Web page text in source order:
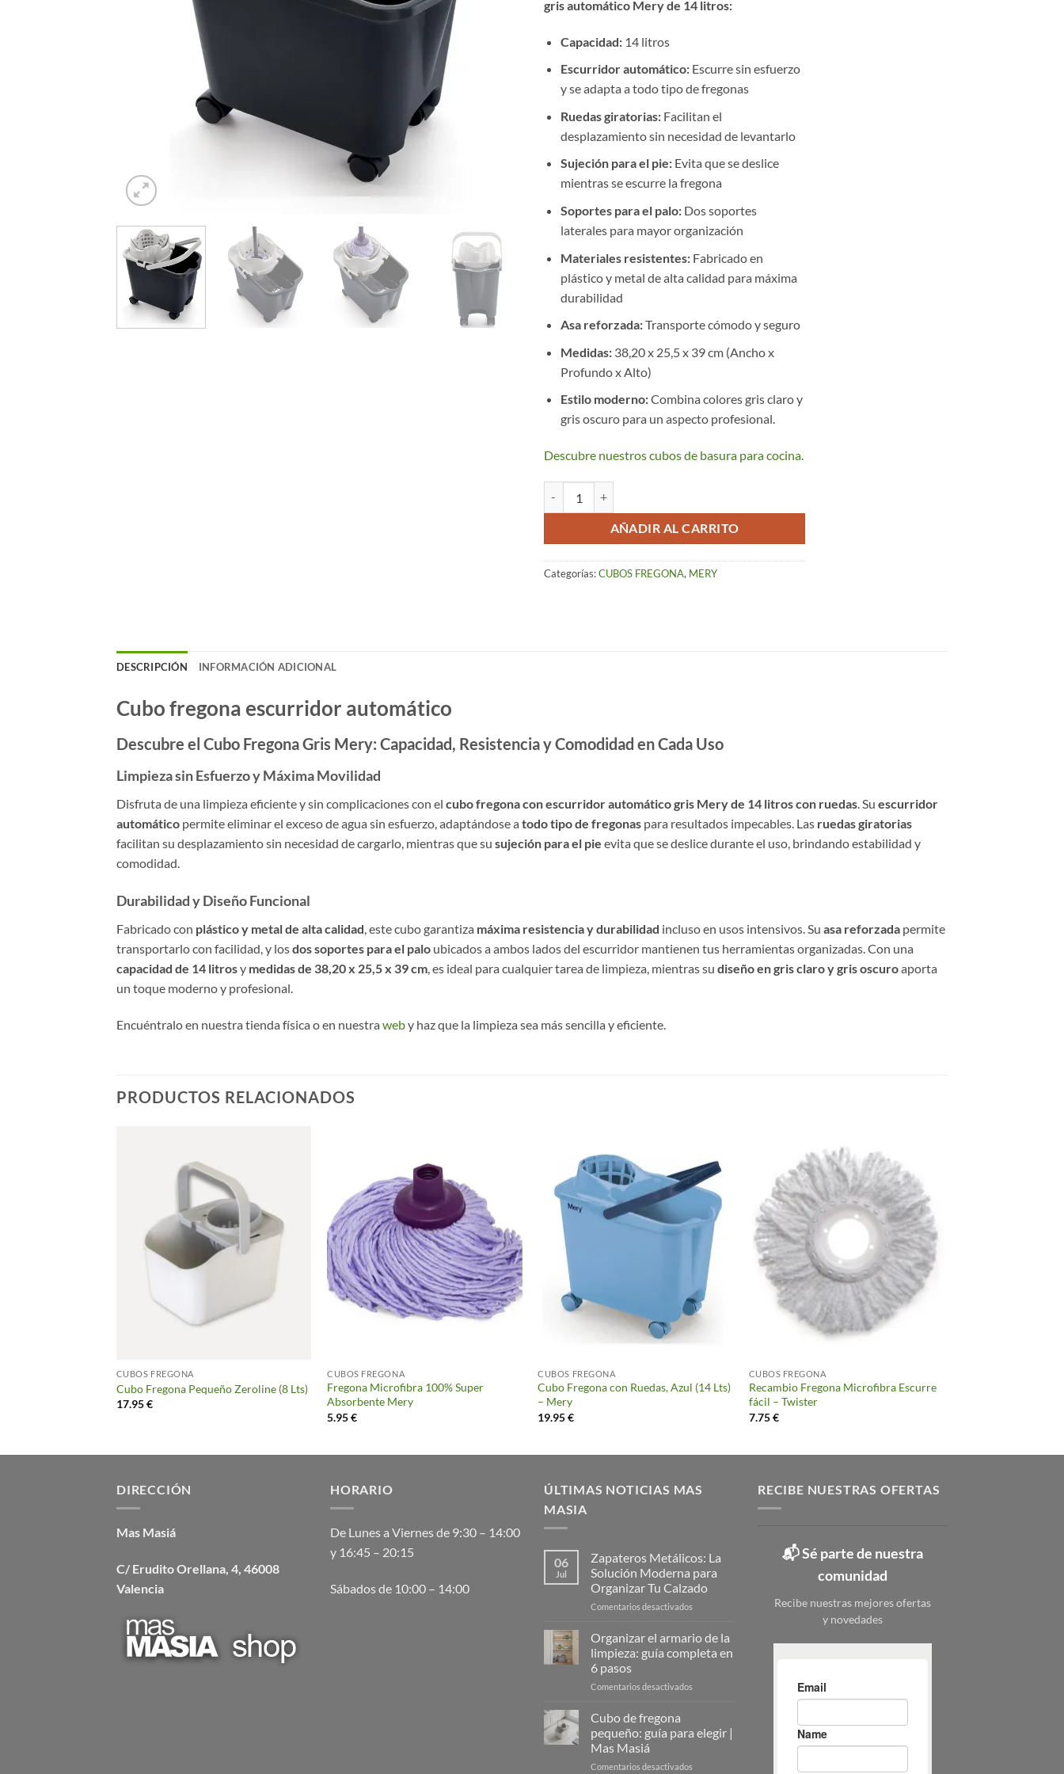
gris automático Mery de 14 litros:
Capacidad:14 litros
Escurridor automático:Escurre sin esfuerzo
y se adapta a todo tipo de fregonas
Ruedas giratorias:Facilitan el
desplazamiento sin necesidad de levantarlo
Sujeción para el pie:Evita que se deslice
mientras se escurre la fregona
Soportes para el palo:Dos soportes
laterales para mayor organización
Materiales resistentes:Fabricado en
plástico y metal de alta calidad para máxima
durabilidad
Asa reforzada:Transporte cómodo y seguro
Medidas:38,20 x 25,5 x 39 cm (Ancho x
Profundo x Alto)
Estilo moderno:Combina colores gris claro y
gris oscuro para un aspecto profesional.
Descubre nuestros cubos de basura para cocina.
AÑADIR AL CARRITO
Categorías:CUBOS FREGONA, MERY
DESCRIPCIÓN INFORMACIÓN ADICIONAL
Cubo fregona escurridor automático
Descubre el Cubo Fregona Gris Mery: Capacidad, Resistencia y Comodidad en Cada Uso
Limpieza sin Esfuerzo y Máxima Movilidad
Disfruta de una limpieza eficiente y sin complicaciones con el cubo fregona con escurridor automático gris Mery de 14 litros con ruedas. Su escurridor
automático permite eliminar el exceso de agua sin esfuerzo, adaptándose a todo tipo de fregonas para resultados impecables. Las ruedas giratorias
facilitan su desplazamiento sin necesidad de cargarlo, mientras que su sujeción para el pie evita que se deslice durante el uso, brindando estabilidad y
comodidad.
Durabilidad y Diseño Funcional
Fabricado con plástico y metal de alta calidad, este cubo garantiza máxima resistencia y durabilidad incluso en usos intensivos. Su asa reforzada permite
transportarlo con facilidad, y losdos soportes para el palo ubicados a ambos lados del escurridor mantienen tus herramientas organizadas. Con una
capacidad de 14 litrosy medidas de 38,20 x 25,5 x 39 cm, es ideal para cualquier tarea de limpieza, mientras su diseño en gris claro y gris oscuroaporta
un toque moderno y profesional.
Encuéntralo en nuestra tienda física o en nuestra weby haz que la limpieza sea más sencilla y eficiente.
PRODUCTOS RELACIONADOS
CUBOS FREGONA
Cubo Fregona Pequeño Zeroline (8 Lts)
17.95€
CUBOS FREGONA
Fregona Microfibra 100% Super
Absorbente Mery
5.95€
CUBOS FREGONA
Cubo Fregona con Ruedas, Azul (14 Lts)
– Mery
19.95€
CUBOS FREGONA
Recambio Fregona Microfibra Escurre
fácil – Twister
7.75€
DIRECCIÓN
Mas Masiá
C/ Erudito Orellana, 4, 46008
Valencia
HORARIO
De Lunes a Viernes de 9:30 – 14:00
y 16:45 – 20:15
Sábados de 10:00 – 14:00
ÚLTIMAS NOTICIAS MAS
MASIA
06
Jul
Zapateros Metálicos: La
Solución Moderna para
Organizar Tu Calzado
Comentarios desactivados
Metálicos:
Solución
Calzado
Organizar el armario de la
limpieza: guía completa en
6 pasos
Comentarios desactivados
de
Cubo de fregona
pequeño: guía para elegir |
Mas Masiá
Comentarios desactivados
RECIBE NUESTRAS OFERTAS
📬 Sé parte de nuestra
comunidad
Recibe nuestras mejores ofertas
y novedades